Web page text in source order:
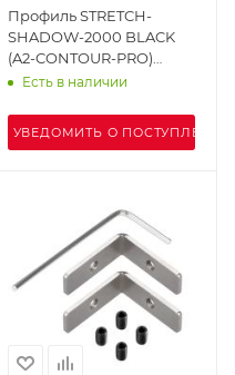
Профиль STRETCH-
SHADOW-2000 BLACK
(A2-CONTOUR-PRO)
(Arlight, Алюминий)
Есть в наличии
УВЕДОМИТЬ О ПОСТУПЛЕНИИ